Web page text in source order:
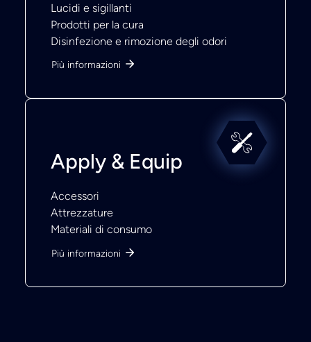
Lucidi e sigillanti
Prodotti per la cura
Disinfezione e rimozione degli odori
Più informazioni
Apply & Equip
Accessori
Attrezzature
Materiali di consumo
Più informazioni